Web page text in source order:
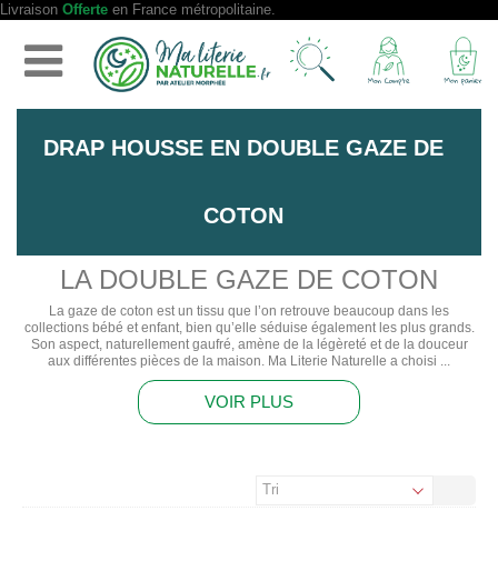
Livraison Offerte en France métropolitaine.
DRAP HOUSSE EN DOUBLE GAZE DE
COTON
LA DOUBLE GAZE DE COTON
La gaze de coton est un tissu que l’on retrouve beaucoup dans les
collections bébé et enfant, bien qu’elle séduise également les plus grands.
Son aspect, naturellement gaufré, amène de la légèreté et de la douceur
aux différentes pièces de la maison. Ma Literie Naturelle a choisi ...
VOIR PLUS